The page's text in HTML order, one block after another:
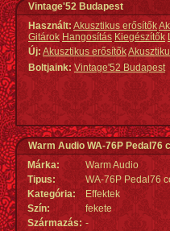
Vintage'52 Budapest
Használt: Akusztikus erősítők
Gitárok Hangosítás Kiegészítők
Új:Akusztikus erősítők
Boltjaink: Vintage'52 Budapest
Warm Audio WA-76P Pedal76
Márka:
Warm Audio
Tipus:
WA-76P Pedal76
Kategória:
Effektek
Szín:
fekete
Származás: -